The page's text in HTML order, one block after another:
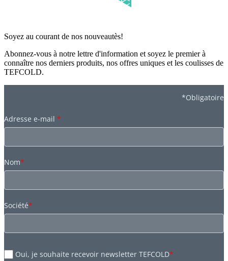
Soyez au courant de nos nouveautès!
Abonnez-vous à notre lettre d'information et soyez le premier à
connaître nos derniers produits, nos offres uniques et les coulisses de
TEFCOLD.
*Obligatoire
Adresse e-mail *
Nom*
Société*
Oui, je souhaite recevoir newsletter TEFCOLD*